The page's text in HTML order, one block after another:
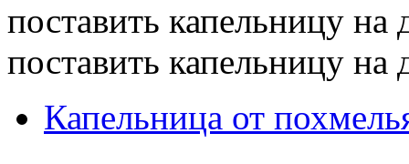
поставить капельницу на
поставить капельницу на
Капельница от